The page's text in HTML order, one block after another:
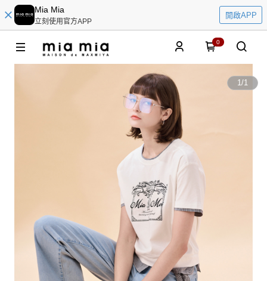
Mia Mia
立刻使用官方APP
開啟APP
0
1/1